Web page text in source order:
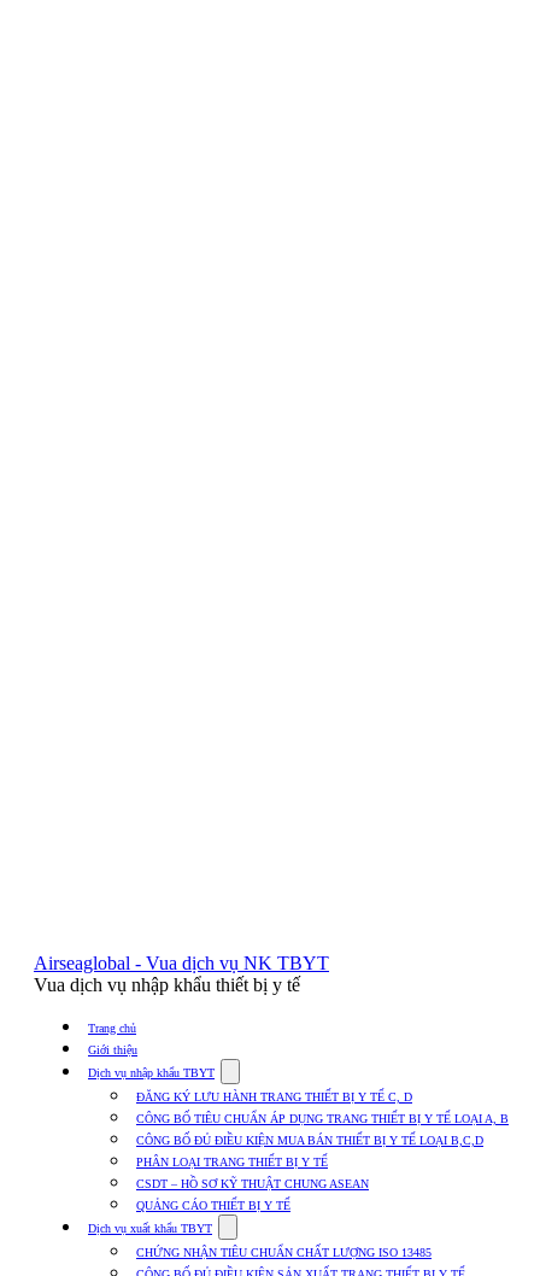
Airseaglobal - Vua dịch vụ NK TBYT
Vua dịch vụ nhập khẩu thiết bị y tế
Trang chủ
Giới thiệu
Dịch vụ nhập khẩu TBYT
submenu
for
Dịch
vụ
nhập
khẩu
TBYT
ĐĂNG KÝ LƯU HÀNH TRANG THIẾT BỊ Y TẾ C, D
CÔNG BỐ TIÊU CHUẨN ÁP DỤNG TRANG THIẾT BỊ Y TẾ LOẠI A, B
CÔNG BỐ ĐỦ ĐIỀU KIỆN MUA BÁN THIẾT BỊ Y TẾ LOẠI B,C,D
PHÂN LOẠI TRANG THIẾT BỊ Y TẾ
CSDT – HỒ SƠ KỸ THUẬT CHUNG ASEAN
QUẢNG CÁO THIẾT BỊ Y TẾ
Dịch vụ xuất khẩu TBYT
submenu
for
CHỨNG NHẬN TIÊU CHUẨN CHẤT LƯỢNG ISO 13485